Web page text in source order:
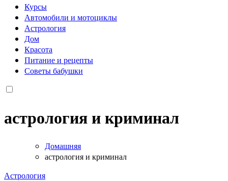
Курсы
Автомобили и мотоциклы
Астрология
Дом
Красота
Питание и рецепты
Советы бабушки
астрология и криминал
Домашняя
астрология и криминал
Астрология